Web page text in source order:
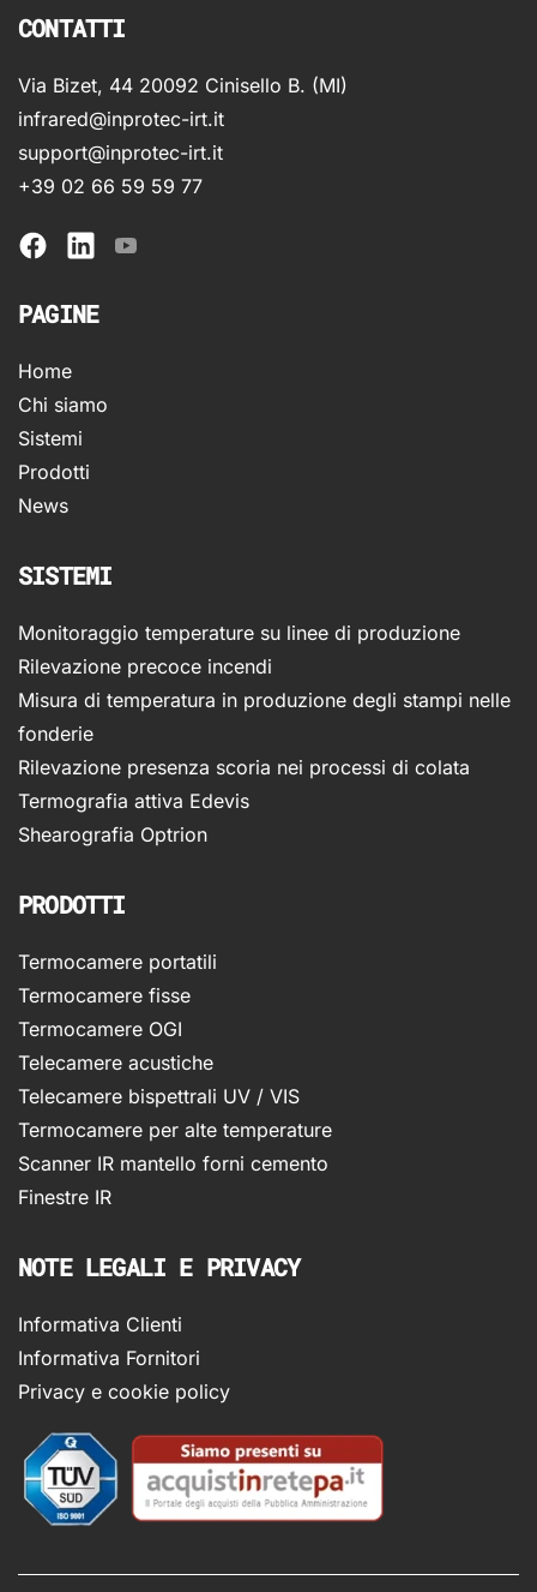
CONTATTI
Via Bizet, 44 20092 Cinisello B. (MI)
infrared@inprotec-irt.it
support@inprotec-irt.it
+39 02 66 59 59 77
PAGINE
Home
Chi siamo
Sistemi
Prodotti
News
SISTEMI
Monitoraggio temperature su linee di produzione
Rilevazione precoce incendi
Misura di temperatura in produzione degli stampi nelle
fonderie
Rilevazione presenza scoria nei processi di colata
Termografia attiva Edevis
Shearografia Optrion
PRODOTTI
Termocamere portatili
Termocamere fisse
Termocamere OGI
Telecamere acustiche
Telecamere bispettrali UV / VIS
Termocamere per alte temperature
Scanner IR mantello forni cemento
Finestre IR
NOTE LEGALI E PRIVACY
Informativa Clienti
Informativa Fornitori
Privacy e cookie policy